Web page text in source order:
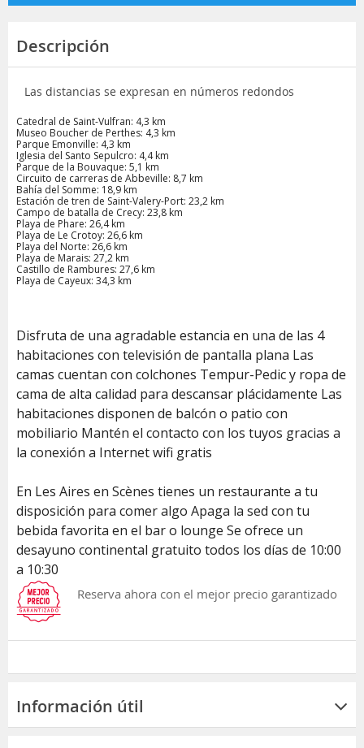
Descripción
Las distancias se expresan en números redondos
Catedral de Saint-Vulfran: 4,3 km
Museo Boucher de Perthes: 4,3 km
Parque Emonville: 4,3 km
Iglesia del Santo Sepulcro: 4,4 km
Parque de la Bouvaque: 5,1 km
Circuito de carreras de Abbeville: 8,7 km
Bahía del Somme: 18,9 km
Estación de tren de Saint-Valery-Port: 23,2 km
Campo de batalla de Crecy: 23,8 km
Playa de Phare: 26,4 km
Playa de Le Crotoy: 26,6 km
Playa del Norte: 26,6 km
Playa de Marais: 27,2 km
Castillo de Rambures: 27,6 km
Playa de Cayeux: 34,3 km
Disfruta de una agradable estancia en una de las 4
habitaciones con televisión de pantalla plana Las
camas cuentan con colchones Tempur-Pedic y ropa de
cama de alta calidad para descansar plácidamente Las
habitaciones disponen de balcón o patio con
mobiliario Mantén el contacto con los tuyos gracias a
la conexión a Internet wifi gratis
En Les Aires en Scènes tienes un restaurante a tu
disposición para comer algo Apaga la sed con tu
bebida favorita en el bar o lounge Se ofrece un
desayuno continental gratuito todos los días de 10:00
a 10:30
Reserva ahora con el mejor precio garantizado
Información útil